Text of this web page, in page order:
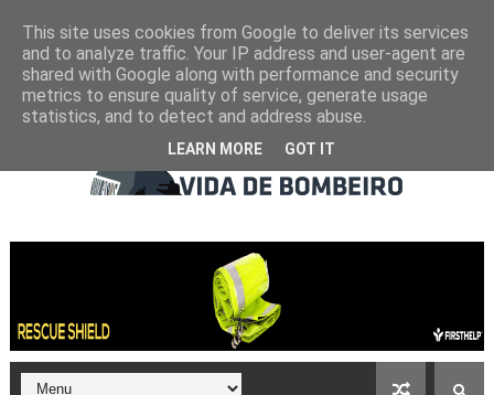
This site uses cookies from Google to deliver its services
and to analyze traffic. Your IP address and user-agent are
shared with Google along with performance and security
metrics to ensure quality of service, generate usage
statistics, and to detect and address abuse.
LEARN MORE GOT IT